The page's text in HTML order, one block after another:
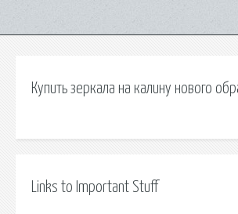
Купить зеркала на калину нового
Links to Important Stuff